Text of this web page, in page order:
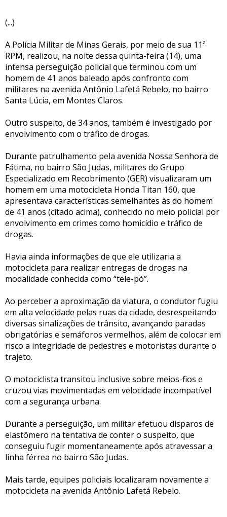
(...)
A Polícia Militar de Minas Gerais, por meio de sua 11ª
RPM, realizou, na noite dessa quinta-feira (14), uma
intensa perseguição policial que terminou com um
homem de 41 anos baleado após confronto com
militares na avenida Antônio Lafetá Rebelo, no bairro
Santa Lúcia, em Montes Claros.
Outro suspeito, de 34 anos, também é investigado por
envolvimento com o tráfico de drogas.
Durante patrulhamento pela avenida Nossa Senhora de
Fátima, no bairro São Judas, militares do Grupo
Especializado em Recobrimento (GER) visualizaram um
homem em uma motocicleta Honda Titan 160, que
apresentava características semelhantes às do homem
de 41 anos (citado acima), conhecido no meio policial por
envolvimento em crimes como homicídio e tráfico de
drogas.
Havia ainda informações de que ele utilizaria a
motocicleta para realizar entregas de drogas na
modalidade conhecida como “tele-pó”.
Ao perceber a aproximação da viatura, o condutor fugiu
em alta velocidade pelas ruas da cidade, desrespeitando
diversas sinalizações de trânsito, avançando paradas
obrigatórias e semáforos vermelhos, além de colocar em
risco a integridade de pedestres e motoristas durante o
trajeto.
O motociclista transitou inclusive sobre meios-fios e
cruzou vias movimentadas em velocidade incompatível
com a segurança urbana.
Durante a perseguição, um militar efetuou disparos de
elastômero na tentativa de conter o suspeito, que
conseguiu fugir momentaneamente após atravessar a
linha férrea no bairro São Judas.
Mais tarde, equipes policiais localizaram novamente a
motocicleta na avenida Antônio Lafetá Rebelo.